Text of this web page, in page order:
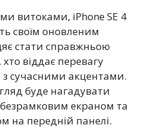
витоками, iPhone SE 4
своїм оновленим
стати справжньою
віддає перевагу
сучасними акцентами.
буде нагадувати
екраном та
на передній панелі.